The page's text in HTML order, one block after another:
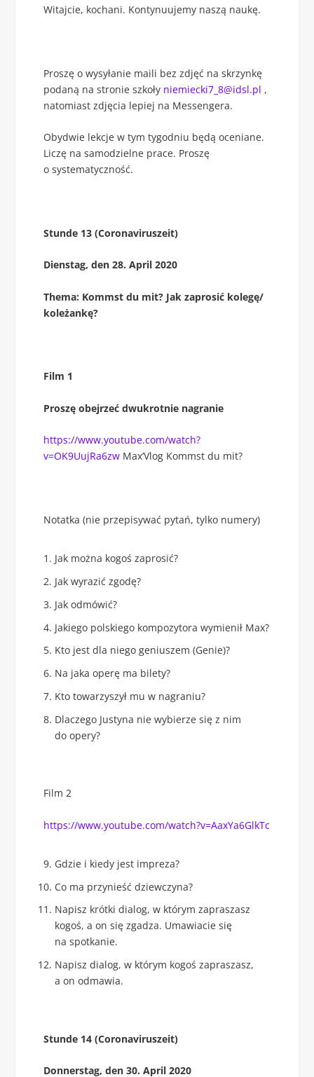
Witajcie, kochani. Kontynuujemy naszą naukę.
Proszę o wysyłanie maili bez zdjęć na skrzynkę
podaną na stronie szkoły niemiecki7_8@idsl.pl ,
natomiast zdjęcia lepiej na Messengera.
Obydwie lekcje w tym tygodniu będą oceniane.
Liczę na samodzielne prace. Proszę
o systematyczność.
Stunde 13 (Coronaviruszeit)
Dienstag, den 28. April 2020
Thema: Kommst du mit? Jak zaprosić kolegę/
koleżankę?
Film 1
Proszę obejrzeć dwukrotnie nagranie
https://www.youtube.com/watch?
v=OK9UujRa6zw Max’Vlog Kommst du mit?
Notatka (nie przepisywać pytań, tylko numery)
Jak można kogoś zaprosić?
Jak wyrazić zgodę?
Jak odmówić?
Jakiego polskiego kompozytora wymienił Max?
Kto jest dla niego geniuszem (Genie)?
Na jaka operę ma bilety?
Kto towarzyszył mu w nagraniu?
Dlaczego Justyna nie wybierze się z nim
do opery?
Film 2
https://www.youtube.com/watch?v=AaxYa6GlkTc
Gdzie i kiedy jest impreza?
Co ma przynieść dziewczyna?
Napisz krótki dialog, w którym zapraszasz
kogoś, a on się zgadza. Umawiacie się
na spotkanie.
Napisz dialog, w którym kogoś zapraszasz,
a on odmawia.
Stunde 14 (Coronaviruszeit)
Donnerstag, den 30. April 2020